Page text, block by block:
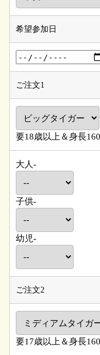
希望参加日
ご注文1
要18歳以上＆身長
大人-
子供-
幼児-
ご注文2
要17歳以上＆身長